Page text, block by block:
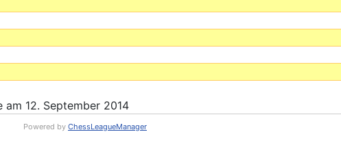
12. September 2014
Powered by ChessLeagueManager